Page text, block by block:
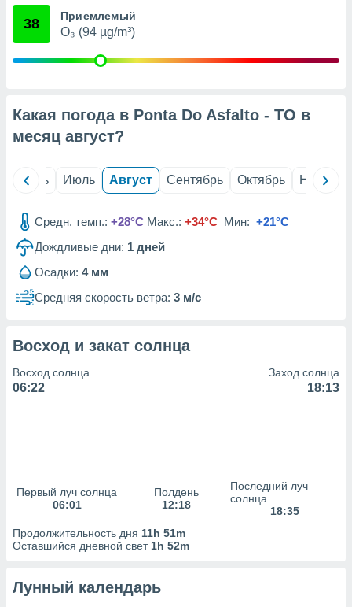
из
данных
рекламы
наших 1199
38 Приемлемый
O₃ (94 µg/m³)
Какая погода в Ponta Do Asfalto - TO в
месяц август?
Июнь Июль Август Сентябрь Октябрь Ноябрь
Средн. темп.: +28°C Макс.: +34°C Мин: +21°C
Дождливые дни: 1 дней
Осадки: 4 мм
Средняя скорость ветра: 3 м/с
Восход и закат солнца
Восход солнца
06:22
Заход солнца
18:13
Первый луч солнца
06:01
Полдень
12:18
Последний луч
солнца
18:35
Продолжительность дня 11h 51m
Оставшийся дневной свет 1h 52m
Лунный календарь